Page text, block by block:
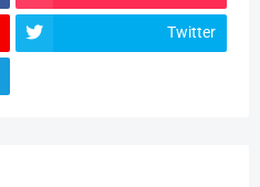
Twitter